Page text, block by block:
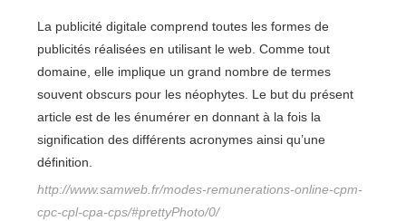
La publicité digitale comprend toutes les formes de
publicités réalisées en utilisant le web. Comme tout
domaine, elle implique un grand nombre de termes
souvent obscurs pour les néophytes. Le but du présent
article est de les énumérer en donnant à la fois la
signification des différents acronymes ainsi qu’une
définition.
http://www.samweb.fr/modes-remunerations-online-cpm-
cpc-cpl-cpa-cps/#prettyPhoto/0/